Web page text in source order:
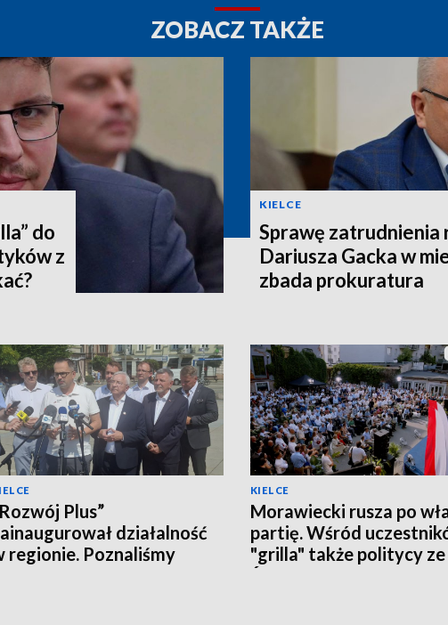
ZOBACZ TAKŻE
do
z
KIELCE
Sprawę zatrudnienia
Dariusza Gacka w
zbada prokuratura
Plus”
działalność
regionie. Poznaliśmy
KIELCE
Morawiecki rusza po
partię. Wśród
"grilla" także politycy ze
Świętokrzyskiego